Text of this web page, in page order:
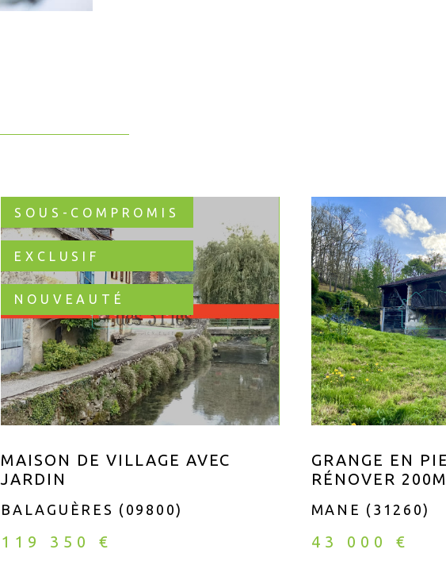
SOUS-COMPROMIS
EXCLUSIF
NOUVEAUTÉ
VOIR LE BIEN
MAISON DE VILLAGE AVEC
JARDIN
BALAGUÈRES (09800)
119 350 €
VOIR
GRANGE EN
RÉNOVER
MANE (31260)
43 000 €